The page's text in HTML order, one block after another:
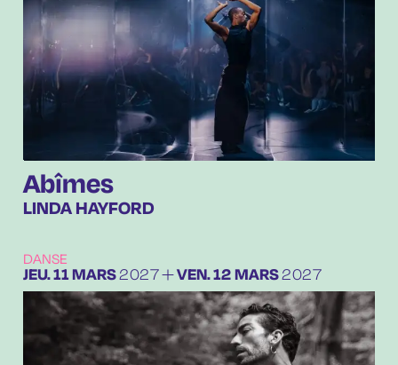
Abîmes
LINDA HAYFORD
DANSE
DU
JEUDI
JEU.11 MARS
MARS2027 AU
VENDREDI
VEN.12 MARS
MARS2027